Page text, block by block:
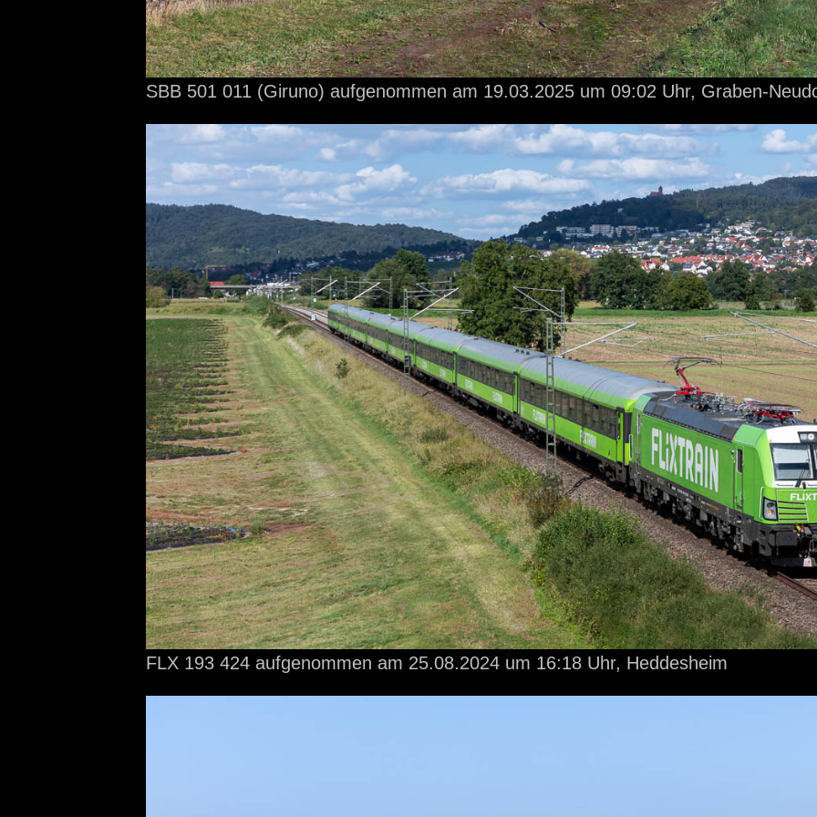
SBB 501 011 (Giruno) aufgenommen am 19.03.2025 um 09:02 Uhr, Graben-
FLX 193 424 aufgenommen am 25.08.2024 um 16:18 Uhr, Heddesheim